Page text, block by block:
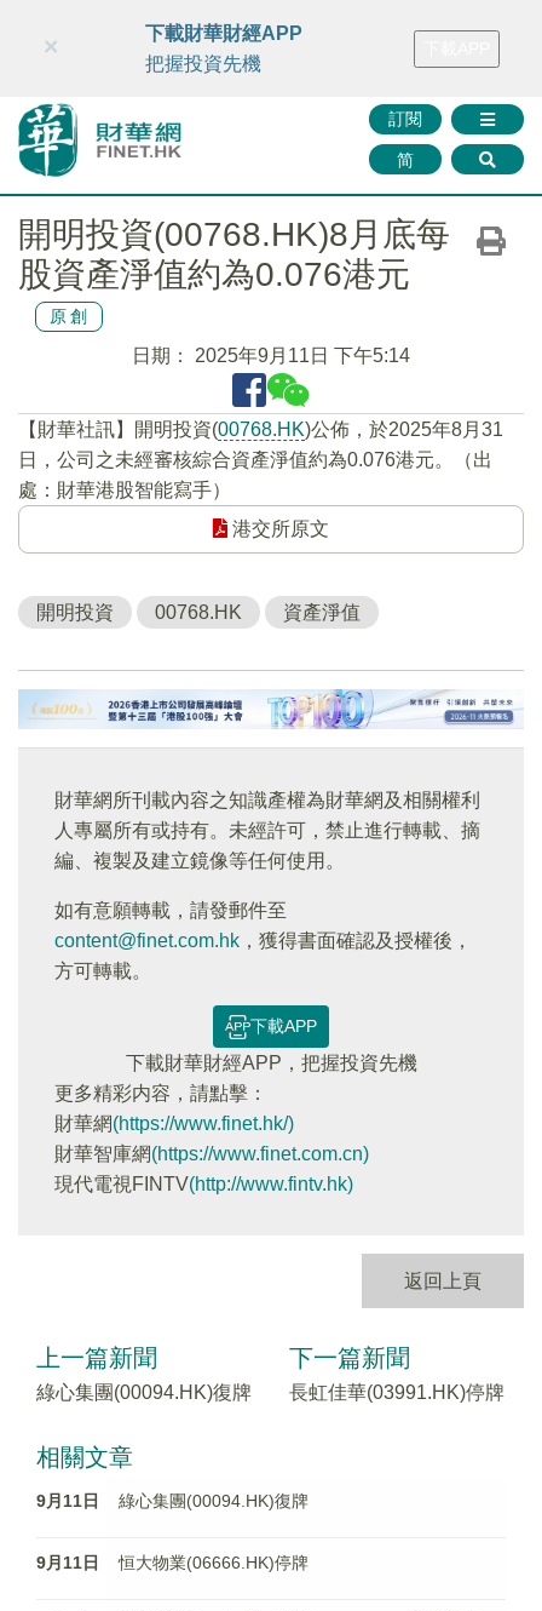
財華智庫網 FINTV FINMETA 財華證券 媒體矩陣
訂閱
简
×
下載財華財經APP
把握投資先機
開明投資(00768.HK)8月底每
股資產淨值約為0.076港元
原創
日期： 2025年9月11日 下午5:14
【財華社訊】開明投資(00768.HK)公佈，於2025年8月31
日，公司之未經審核綜合資產淨值約為0.076港元。（出
處：財華港股智能寫手）
港交所原文
開明投資 00768.HK 資產淨值
財華網所刊載內容之知識產權為財華網及相關權利
人專屬所有或持有。未經許可，禁止進行轉載、摘
編、複製及建立鏡像等任何使用。
如有意願轉載，請發郵件至
content@finet.com.hk ，獲得書面確認及授權後，
方可轉載。
下載APP
下載財華財經APP，把握投資先機
更多精彩内容，請點擊：
財華網(https://www.finet.hk/)
財華智庫網(https://www.finet.com.cn)
現代電視FINTV(http://www.fintv.hk)
返回上頁
上一篇新聞
綠心集團(00094.HK)復牌
下一篇新聞
長虹佳華(03991.HK)停牌
相關文章
9月11日 綠心集團(00094.HK)復牌
9月11日 恒大物業(06666.HK)停牌